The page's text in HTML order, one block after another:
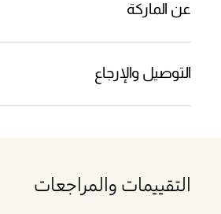
عن الماركة
التوصيل والإرجاع
التقييمات والمراجعات